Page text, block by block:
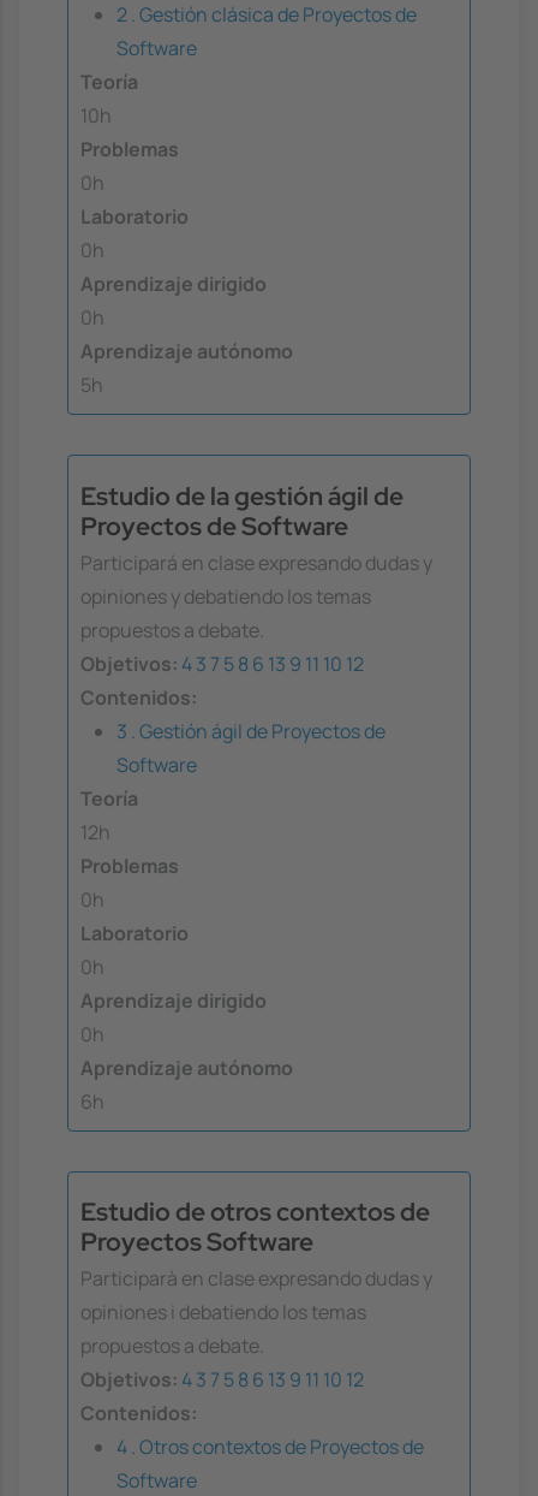
2 . Gestión clásica de Proyectos de
Software
Teoría
10h
Problemas
0h
Laboratorio
0h
Aprendizaje dirigido
0h
Aprendizaje autónomo
5h
Estudio de la gestión ágil de
Proyectos de Software
Participará en clase expresando dudas y
opiniones y debatiendo los temas
propuestos a debate.
Objetivos: 43 7 58 6 13 9 11 10 12
Contenidos:
3 . Gestión ágil de Proyectos de
Software
Teoría
12h
Problemas
0h
Laboratorio
0h
Aprendizaje dirigido
0h
Aprendizaje autónomo
6h
Estudio de otros contextos de
Proyectos Software
Participarà en clase expresando dudas y
opiniones i debatiendo los temas
propuestos a debate.
Objetivos: 43 7 58 6 13 9 11 10 12
Contenidos:
4 . Otros contextos de Proyectos de
Software